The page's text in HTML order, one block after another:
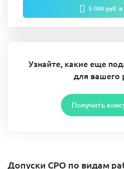
5 000 руб.
Узнайте, какие еще
для вашего
Получить
Допуски СРО по видам